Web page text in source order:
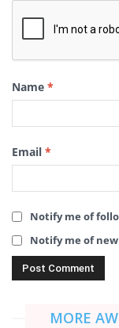
Name *
Email *
Notify me of
Notify me of
MORE